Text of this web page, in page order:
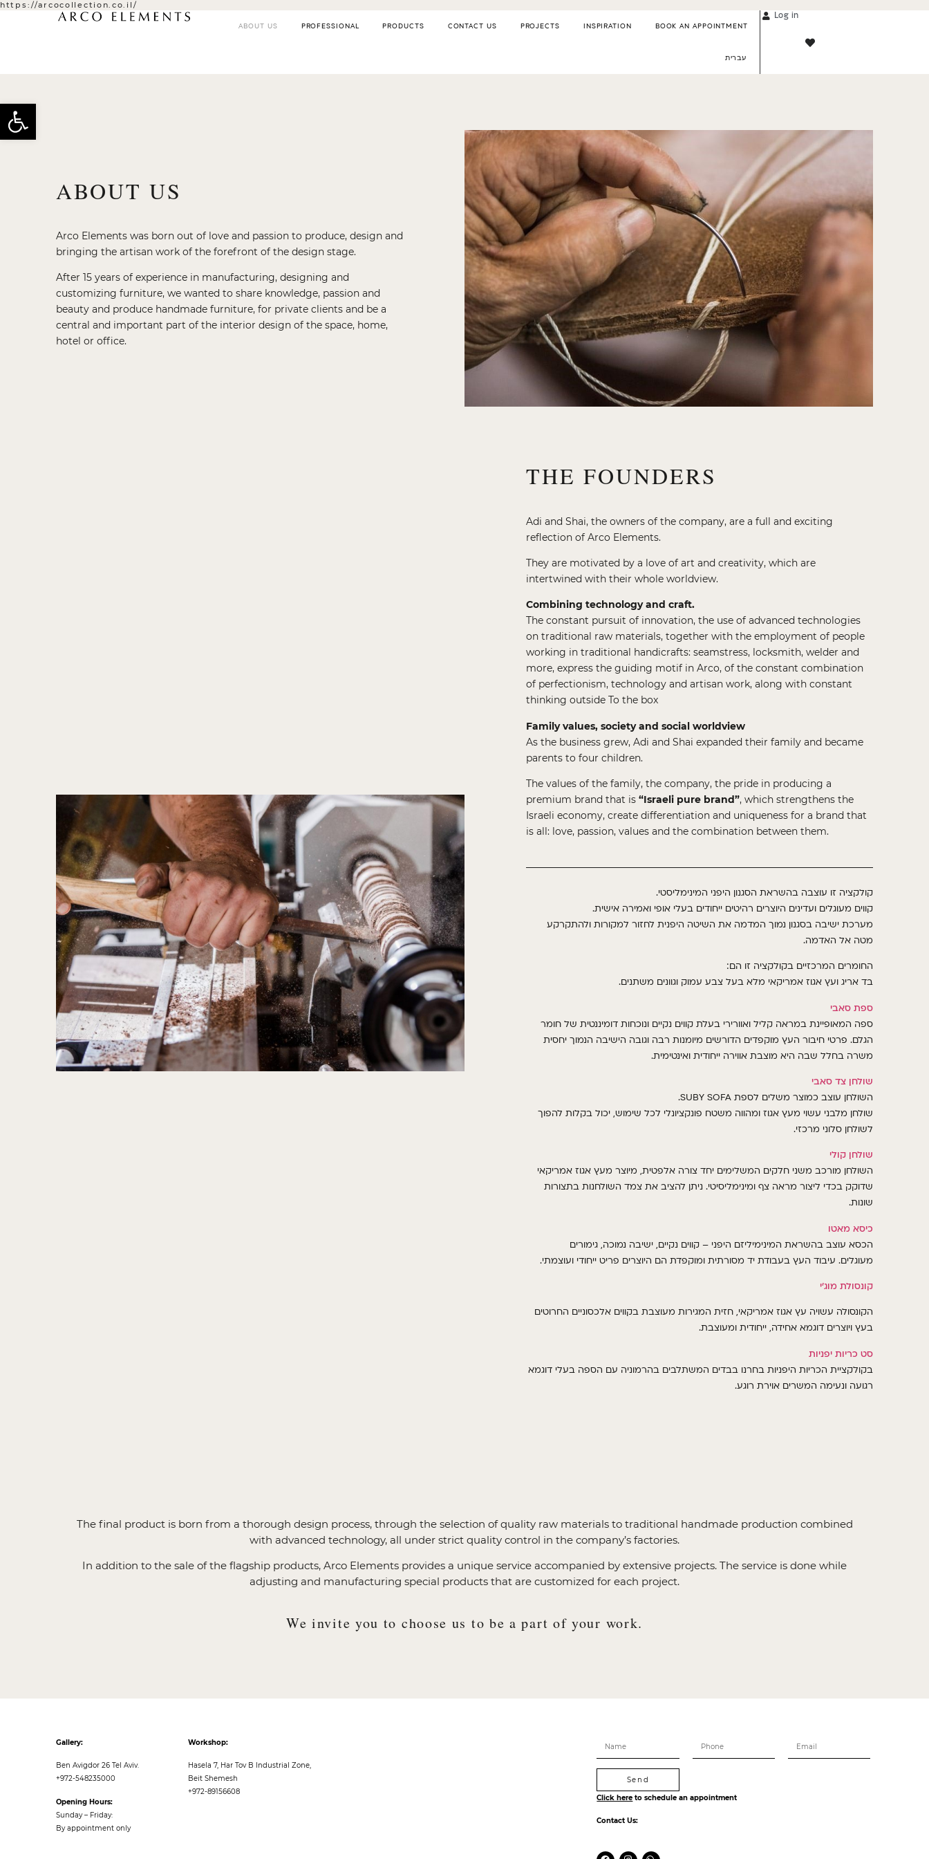
Open toolbar
https://arcocollection.co.il/
ABOUT US PROFESSIONAL PRODUCTS CONTACT US PROJECTS INSPIRATION BOOK AN APPOINTMENT
עברית
Log in
ABOUT US
Arco Elements was born out of love and passion to produce, design and
bringing the artisan work of the forefront of the design stage.
After 15 years of experience in manufacturing, designing and
customizing furniture, we wanted to share knowledge, passion and
beauty and produce handmade furniture, for private clients and be a
central and important part of the interior design of the space, home,
hotel or office.
THE FOUNDERS
Adi and Shai, the owners of the company, are a full and exciting
reflection of Arco Elements.
They are motivated by a love of art and creativity, which are
intertwined with their whole worldview.
Combining technology and craft.
The constant pursuit of innovation, the use of advanced technologies
on traditional raw materials, together with the employment of people
working in traditional handicrafts: seamstress, locksmith, welder and
more, express the guiding motif in Arco, of the constant combination
of perfectionism, technology and artisan work, along with constant
thinking outside To the box
Family values, society and social worldview
As the business grew, Adi and Shai expanded their family and became
parents to four children.
The values of the family, the company, the pride in producing a
premium brand that is “Israeli pure brand”, which strengthens the
Israeli economy, create differentiation and uniqueness for a brand that
is all: love, passion, values and the combination between them.
קולקציה זו עוצבה בהשראת הסגנון היפני המינימליסטי.
קווים מעוגלים ועדינים היוצרים רהיטים ייחודים בעלי אופי ואמירה אישית.
מערכת ישיבה בסגנון נמוך המדמה את השיטה היפנית לחזור למקורות ולהתקרקע
מטה אל האדמה.
החומרים המרכזיים בקולקציה זו הם:
בד אריג ועץ אגוז אמריקאי מלא בעל צבע עמוק וגוונים משתנים.
ספת סאבי
ספה המאופיינת במראה קליל ואוורירי בעלת קווים נקיים ונוכחות דומיננטית של חומר
הגלם. פרטי חיבור העץ מוקפדים הדורשים מיומנות רבה וגובה הישיבה הנמוך יחסית
משרה בחלל שבה היא מוצבת אווירה ייחודית ואינטימית.
שולחן צד סאבי
השולחן עוצב כמוצר משלים לספתSUBY SOFA.
שולחן מלבני עשוי מעץ אגוז ומהווה משטח פונקציונלי לכל שימוש, יכול בקלות להפוך
לשולחן סלוני מרכזי.
שולחן קולי
השולחן מורכב משני חלקים המשלימים יחד צורה אלפטית, מיוצר מעץ אגוז אמריקאי
שדוקק בכדי ליצור מראה צף ומינימליסיטי. ניתן להציב את צמד השולחנות בתצורות
שונות.
כיסא מאטו
הכסא עוצב בהשראת המינימיליזם היפני – קווים נקיים, ישיבה נמוכה, גימורים
מעוגלים. עיבוד העץ בעבודת יד מסורתית ומוקפדת הם היוצרים פריט ייחודי ועוצמתי.
קונסולת מוג’י
הקונסולה עשויה עץ אגוז אמריקאי, חזית המגירות מעוצבת בקווים אלכסוניים החרוטים
בעץ ויוצרים דוגמא אחידה, ייחודית ומעוצבת.
סט כריות יפניות
בקולקציית הכריות היפניות בחרנו בבדים המשתלבים בהרמוניה עם הספה בעלי דוגמא
רגועה ונעימה המשרים אוירת רוגע.
The final product is born from a thorough design process, through the selection of quality raw materials to traditional handmade production combined
with advanced technology, all under strict quality control in the company’s factories.
In addition to the sale of the flagship products, Arco Elements provides a unique service accompanied by extensive projects. The service is done while
adjusting and manufacturing special products that are customized for each project.
We invite you to choose us to be a part of your work.
Gallery:
Ben Avigdor 26 Tel Aviv.
+972-548235000
Opening Hours:
Sunday – Friday:
By appointment only
Workshop:
Hasela 7, Har Tov B Industrial Zone,
Beit Shemesh
+972-89156608
Send
Click here to schedule an appointment
Contact Us: